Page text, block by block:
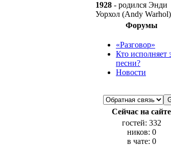
1928 - родился Энди
Уорхол (Andy Warhol)
Форумы
«Разговор»
Кто исполняет
песни?
Новости
Сейчас на сайте
гостей: 332
ников: 0
в чате: 0